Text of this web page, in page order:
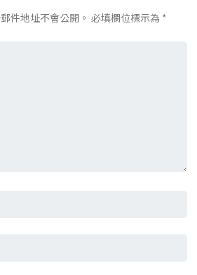
件地址不會公開。 必填欄位標示為 *